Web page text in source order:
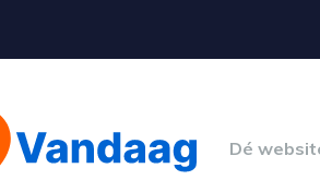
Dé